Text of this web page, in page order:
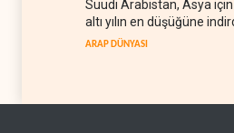
Suudi Arabistan, Asya için
altı yılın en düşüğüne
ARAP DÜNYASI